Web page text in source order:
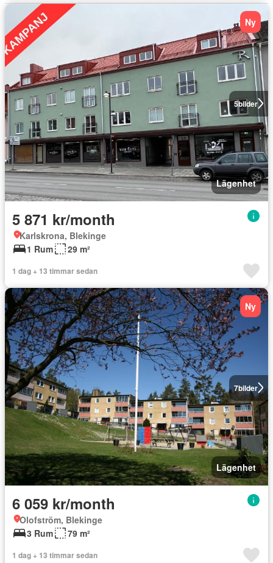
5bilder
Ny
Lägenhet
5 871 kr/month
Karlskrona, Blekinge
1 Rum
29 m²
1 dag + 13 timmar sedan
7bilder
Ny
Lägenhet
6 059 kr/month
Olofström, Blekinge
3 Rum
79 m²
1 dag + 13 timmar sedan